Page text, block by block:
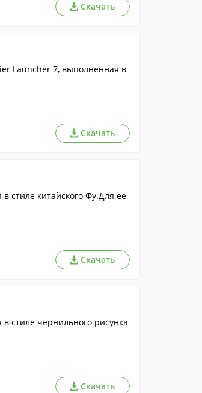
Скачать
Launcher 7, выполненная в
Скачать
стиле китайского Фу.Для её
Скачать
стиле чернильного рисунка
Скачать